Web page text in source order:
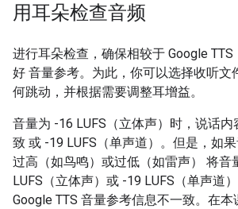
用耳朵检查音频
进行耳朵检查，确保相较于 Google
好 音量参考。为此，你可以选择收听文
何跳动，并根据需要调整耳增益。
音量为 -16 LUFS（立体声）时，说话
致 或 -19 LUFS（单声道）。但是，如
过高（如鸟鸣）或过低（如雷声） 将音
LUFS（立体声）或 -19 LUFS（单声道
Google TTS 音量参考信息不一致。在